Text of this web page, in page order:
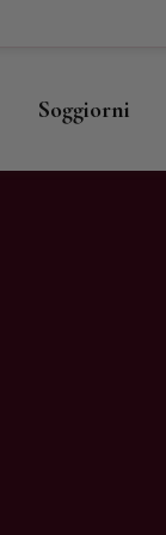
Soggiorni